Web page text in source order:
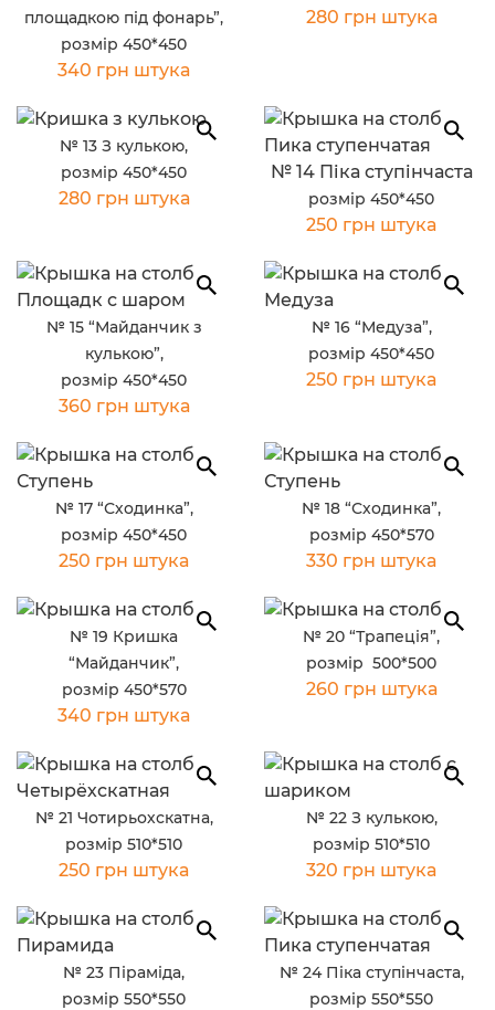
площадкою під фонарь”,
розмір 450*450
340 грн штука
280 грн штука
№ 13 З кулькою,
розмір 450*450
280 грн штука
№ 14 Піка ступінчаста
розмір 450*450
250 грн штука
№ 15 “Майданчик з
кулькою”,
розмір 450*450
360 грн штука
№ 16 “Медуза”,
розмір 450*450
250 грн штука
№ 17 “Сходинка”,
розмір 450*450
250 грн штука
№ 18 “Сходинка”,
розмір 450*570
330 грн штука
№ 19 Кришка
“Майданчик”,
розмір 450*570
340 грн штука
№ 20 “Трапеція”,
розмір 500*500
260 грн штука
№ 21 Чотирьохскатна,
розмір 510*510
250 грн штука
№ 22 З кулькою,
розмір 510*510
320 грн штука
№ 23 Піраміда,
розмір 550*550
№ 24 Піка ступінчаста,
розмір 550*550